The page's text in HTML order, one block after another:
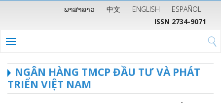
ພາສາລາວ 中文 ENGLISH
ESPAÑOL
ISSN 2734-9071
NGÂN HÀNG TMCP ĐẦU TƯ VÀ PHÁT
TRIỂN VIỆT NAM